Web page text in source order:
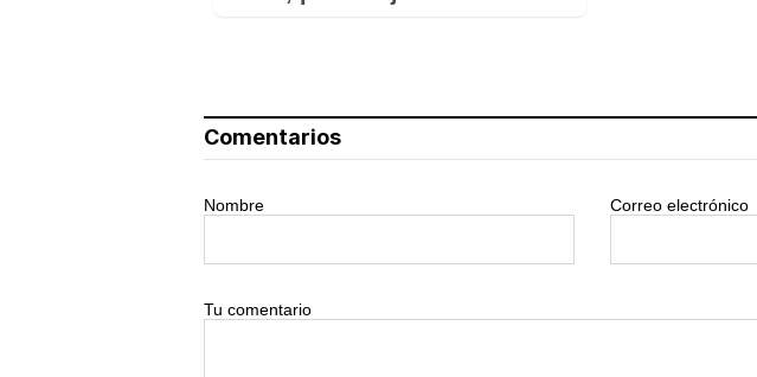
Comentarios
Nombre Correo electrónico
Tu comentario